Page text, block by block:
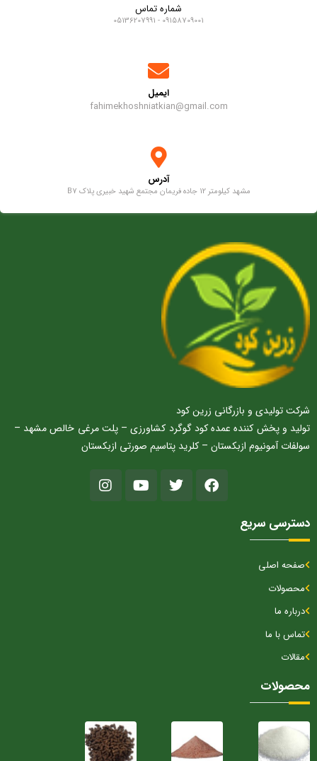
شماره تماس
09158709001 - 05136207991
ایمیل
fahimekhoshniatkian@gmail.com
آدرس
مشهد کیلومتر 12 جاده فریمان مجتمع شهید خبیری پلاک B7
شرکت تولیدی و بازرگانی زرین کود
تولید و پخش کننده عمده کود گوگرد کشاورزی – پلت مرغی خالص مشهد –
سولفات آمونیوم ازبکستان – کلرید پتاسیم صورتی ازبکستان
دسترسی سریع
صفحه اصلی
محصولات
درباره ما
تماس با ما
مقالات
محصولات